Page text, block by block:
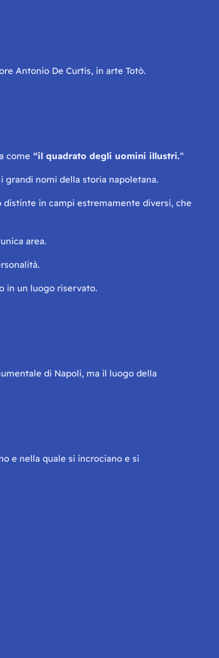
Antonio De Curtis, in arte Totò.
come “il quadrato degli uomini illustri.“
grandi nomi della storia napoletana.
in campi estremamente diversi, che
area.
in un luogo riservato.
di Napoli, ma il luogo della
e nella quale si incrociano e si